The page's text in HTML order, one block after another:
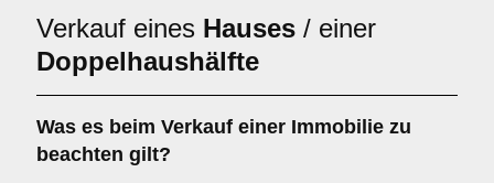
Verkauf eines Hauses / einer
Doppelhaushälfte
Was es beim Verkauf einer Immobilie zu
beachten gilt?